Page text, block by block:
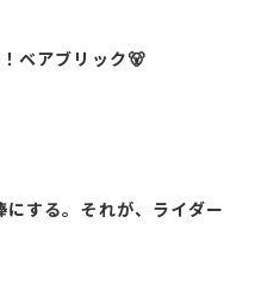
ベアブリック🐻
にする。それが、ライダー